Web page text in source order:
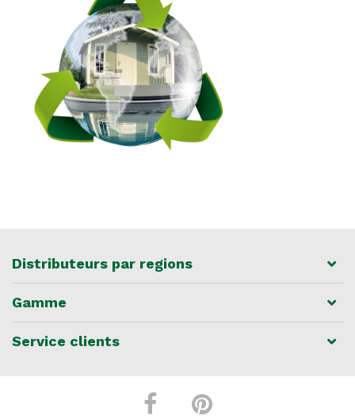
Distributeurs par regions
Gamme
Service clients